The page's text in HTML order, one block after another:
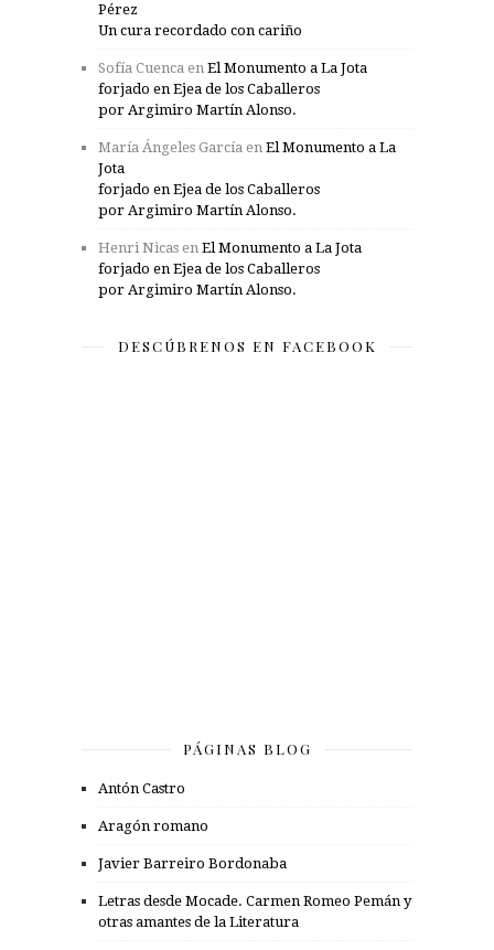
Pérez
Un cura recordado con cariño
Sofía Cuenca en El Monumento a La Jota
forjado en Ejea de los Caballeros
por Argimiro Martín Alonso.
María Ángeles García en El Monumento a La
Jota
forjado en Ejea de los Caballeros
por Argimiro Martín Alonso.
Henri Nicas en El Monumento a La Jota
forjado en Ejea de los Caballeros
por Argimiro Martín Alonso.
DESCÚBRENOS EN FACEBOOK
PÁGINAS BLOG
Antón Castro
Aragón romano
Javier Barreiro Bordonaba
Letras desde Mocade. Carmen Romeo Pemán y
otras amantes de la Literatura